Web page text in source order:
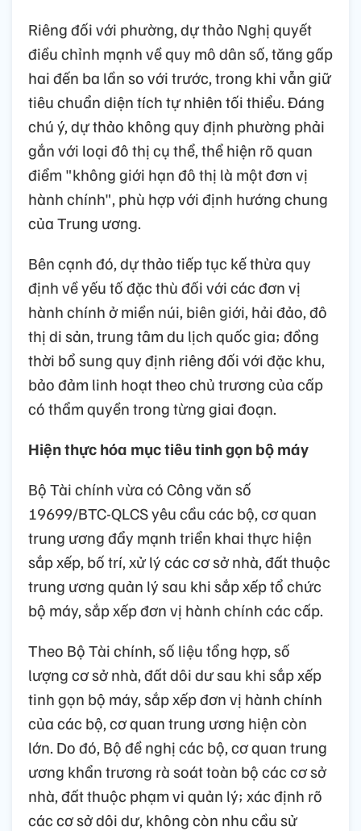
Riêng đối với phường, dự thảo Nghị quyết
điều chỉnh mạnh về quy mô dân số, tăng gấp
hai đến ba lần so với trước, trong khi vẫn giữ
tiêu chuẩn diện tích tự nhiên tối thiểu. Đáng
chú ý, dự thảo không quy định phường phải
gắn với loại đô thị cụ thể, thể hiện rõ quan
điểm "không giới hạn đô thị là một đơn vị
hành chính", phù hợp với định hướng chung
của Trung ương.
Bên cạnh đó, dự thảo tiếp tục kế thừa quy
định về yếu tố đặc thù đối với các đơn vị
hành chính ở miền núi, biên giới, hải đảo, đô
thị di sản, trung tâm du lịch quốc gia; đồng
thời bổ sung quy định riêng đối với đặc khu,
bảo đảm linh hoạt theo chủ trương của cấp
có thẩm quyền trong từng giai đoạn.
Hiện thực hóa mục tiêu tinh gọn bộ máy
Bộ Tài chính vừa có Công văn số
19699/BTC-QLCS yêu cầu các bộ, cơ quan
trung ương đẩy mạnh triển khai thực hiện
sắp xếp, bố trí, xử lý các cơ sở nhà, đất thuộc
trung ương quản lý sau khi sắp xếp tổ chức
bộ máy, sắp xếp đơn vị hành chính các cấp.
Theo Bộ Tài chính, số liệu tổng hợp, số
lượng cơ sở nhà, đất dôi dư sau khi sắp xếp
tinh gọn bộ máy, sắp xếp đơn vị hành chính
của các bộ, cơ quan trung ương hiện còn
lớn. Do đó, Bộ đề nghị các bộ, cơ quan trung
ương khẩn trương rà soát toàn bộ các cơ sở
nhà, đất thuộc phạm vi quản lý; xác định rõ
các cơ sở dôi dư, không còn nhu cầu sử